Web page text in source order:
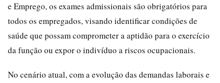
e Emprego, os exames admissionais são obrigatórios para
todos os empregados, visando identificar condições de
saúde que possam comprometer a aptidão para o exercício
da função ou expor o indivíduo a riscos ocupacionais.
No cenário atual, com a evolução das demandas laborais e